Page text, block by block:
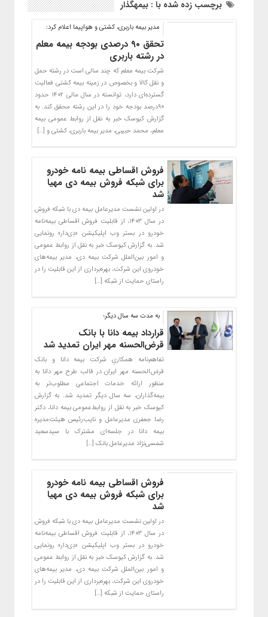
برچسب زده شده با : بیمهگذار
مدیر بیمه باربری، کشتی و هواپیما اعلام کرد:
تحقق ۹۰ درصدی بودجه بیمه معلم
در رشته باربری
شرکت بیمه معلم که چند سالی است در رشته حمل
و نقل کالا و بخصوص در زمینه بیمه کشتی فعالیت
گسترده‌ای دارد، توانسته در سال مالی ۱۴۰۲ حدود
۹۰درصد بودجه خود را در این رشته محقق کند. به
گزارش کیوسک خبر به نقل از روابط عمومی بیمه
معلم، محمد حبیبی، مدیر بیمه باربری، کشتی و […]
فروش اقساطی بیمه نامه خودرو
برای شبکه فروش بیمه دی مهیا
شد
در اولین نشست مدیرعامل بیمه دی با شبکه فروش
در سال ۱۴۰۳، از قابلیت فروش اقساطی بیمه‌نامه
خودرو در بستر وب اپلیکیشن «دِی‌دار» رونمایی
شد. به گزارش کیوسک خبر به نقل از روابط عمومی
و امور بین‌الملل شرکت بیمه دی، مدیر بیمه‌های
خودروی این شرکت، بهره‌برداری از این قابلیت را در
راستای حمایت از شبکه […]
به مدت سه سال دیگر؛
قرارداد بیمه دانا با بانک
قرض‌الحسنه مهر ایران تمدید شد
تفاهم‌‌نامه همکاریِ شرکت بیمه دانا و بانک
قرض‌الحسنه مهر ایران در قالب طرح مهر دانا به
منظور ارائه خدمات‌ اجتماعیِ مطلوب‌تر به
بیمه‌گذاران، سه سال دیگر تمدید شد. به گزارش
کیوسک خبر به نقل از روابط‌عمومی بیمه دانا، دکتر
رضا جعفری مدیرعامل و نایب‌رئیس هیئت‌مدیره
بیمه دانا در جلسه‌ای مشترک با سیدسعید
شمسی‌نژاد مدیرعامل بانک […]
فروش اقساطی بیمه نامه خودرو
برای شبکه فروش بیمه دی مهیا
شد
در اولین نشست مدیرعامل بیمه دی با شبکه فروش
در سال ۱۴۰۳، از قابلیت فروش اقساطی بیمه‌نامه
خودرو در بستر وب اپلیکیشن «دِی‌دار» رونمایی
شد. به گزارش کیوسک خبر به نقل از روابط عمومی
و امور بین‌الملل شرکت بیمه دی، مدیر بیمه‌های
خودروی این شرکت، بهره‌برداری از این قابلیت را در
راستای حمایت از شبکه […]